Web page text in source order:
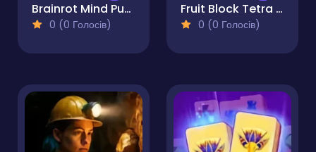
Brainrot Mind Puzzle Sort Challenge
0 (0 Голосів)
Fruit Block Tetra Puzzle
0 (0 Голосів)